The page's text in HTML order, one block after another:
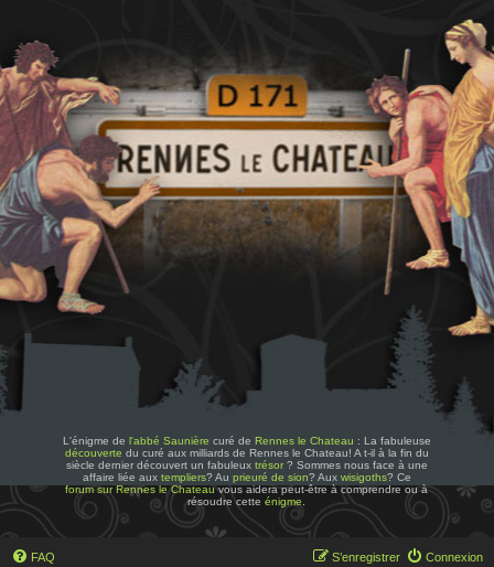
L'énigme de l'abbé Saunière curé de Rennes le Chateau : La fabuleuse
découverte du curé aux milliards de Rennes le Chateau! A t-il à la fin du
siècle dernier découvert un fabuleux trésor? Sommes nous face à une
affaire liée aux templiers? Au prieuré de sion? Aux wisigoths? Ce
forum sur Rennes le Chateauvous aidera peut-être à comprendre ou à
résoudre cetteénigme
FAQ Connexion
S’enregistrer